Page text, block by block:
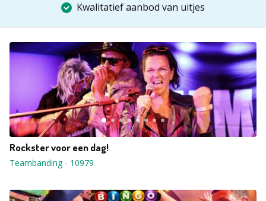
Kwalitatief aanbod van uitjes
Rockster voor een dag!
Teambanding- 10979